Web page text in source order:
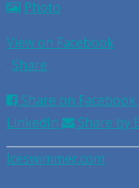
Photo
View on Facebook
· Share
Share on Facebook
LinkedIn
Share by
Iceswimmer.com